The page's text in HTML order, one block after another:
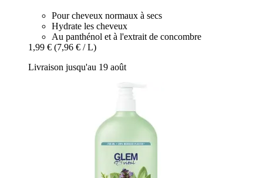
Pour cheveux normaux à secs
Hydrate les cheveux
Au panthénol et à l'extrait de concombre
1,99 € (7,96 € / L)
Livraison jusqu'au 19 août